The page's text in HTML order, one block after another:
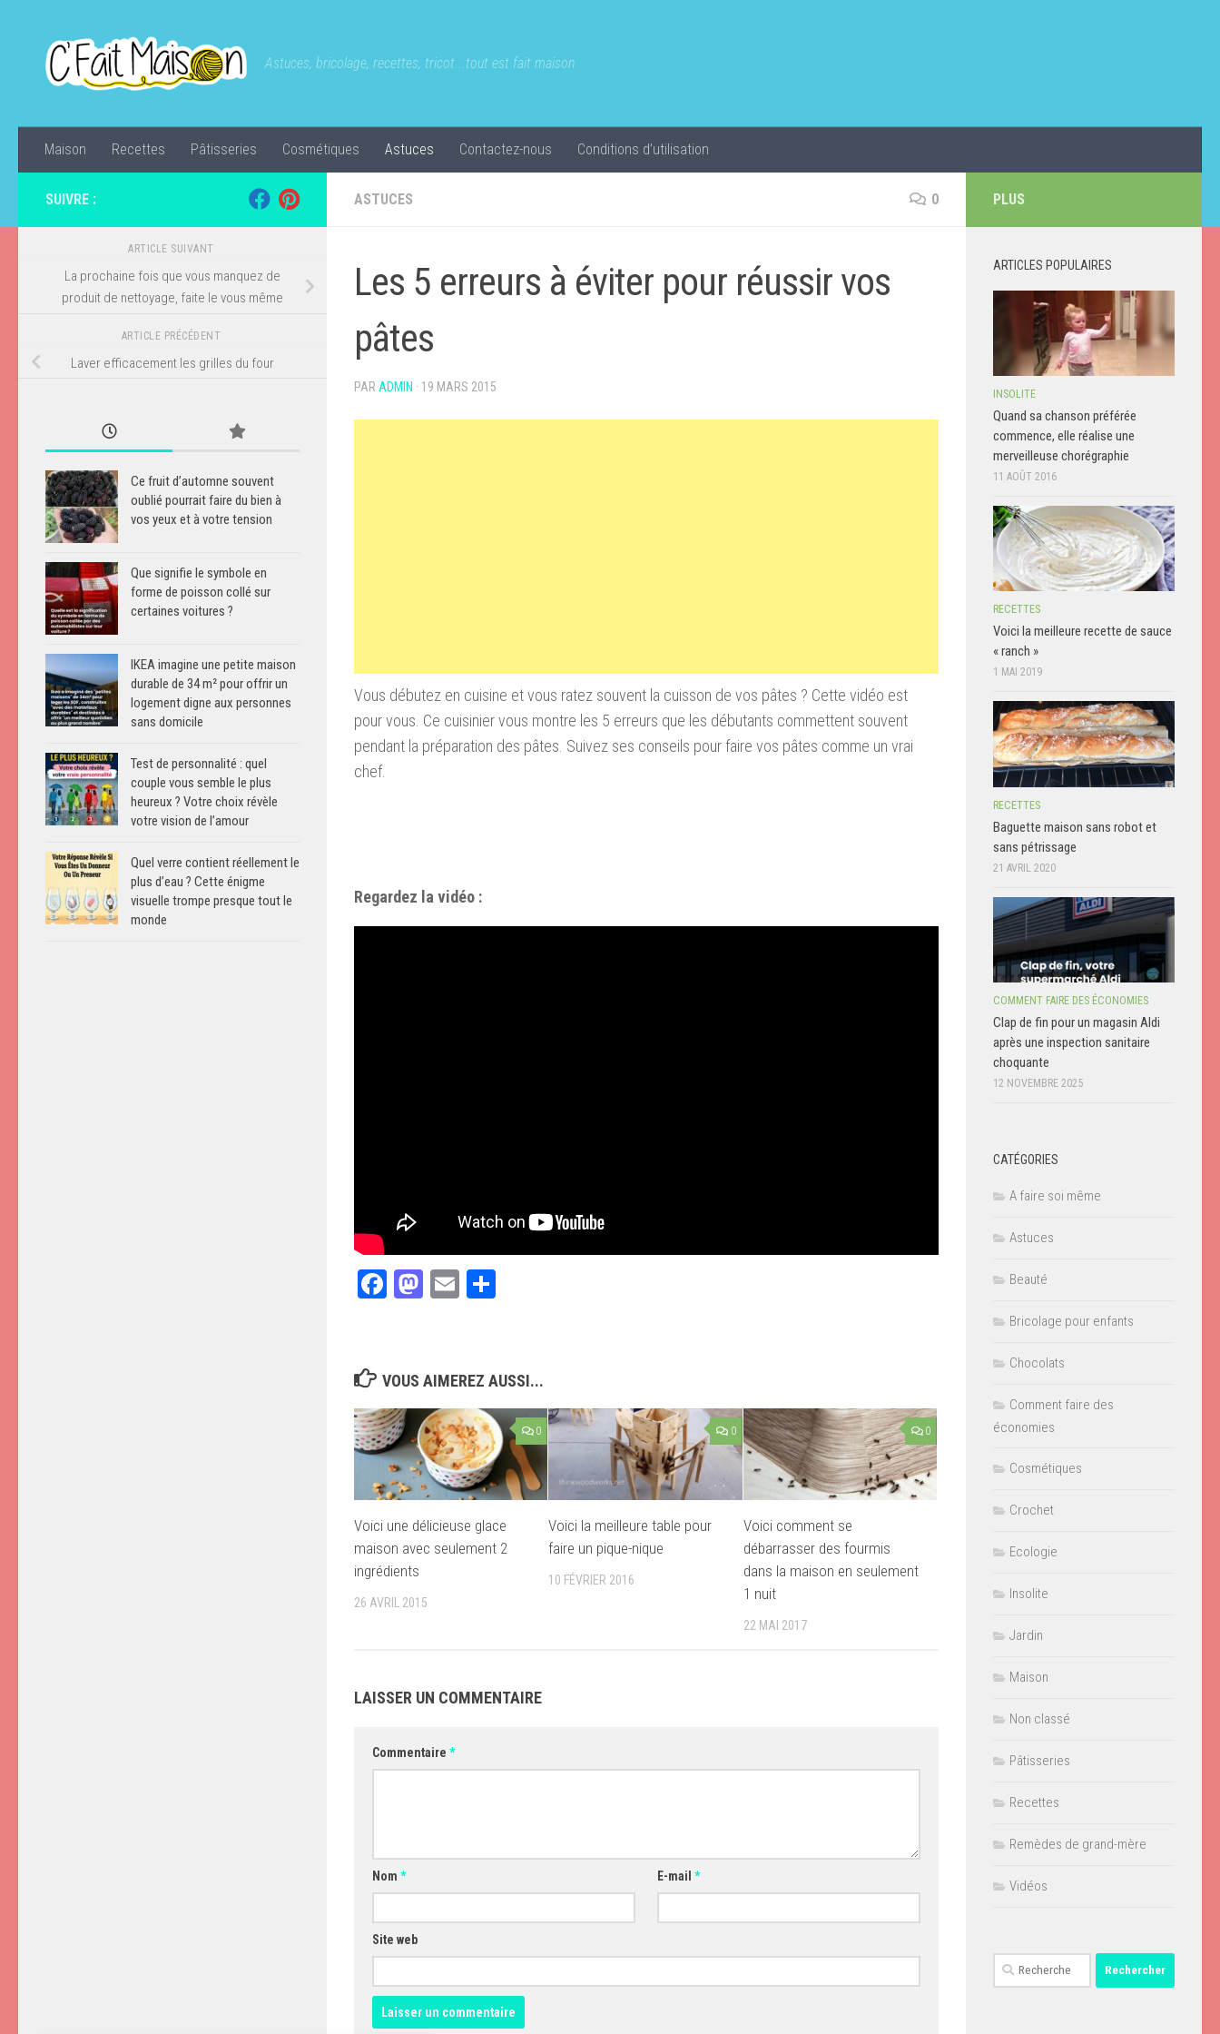
Astuces, bricolage, recettes, tricot...tout est fait maison
Maison Recettes Pâtisseries Cosmétiques Astuces Contactez-nous Conditions d’utilisation
ASTUCES 0
Les 5 erreurs à éviter pour réussir vos
pâtes
PAR ADMIN · 19 MARS 2015
Vous débutez en cuisine et vous ratez souvent la cuisson de vos pâtes ? Cette vidéo est
pour vous. Ce cuisinier vous montre les 5 erreurs que les débutants commettent souvent
pendant la préparation des pâtes. Suivez ses conseils pour faire vos pâtes comme un vrai
chef.
Regardez la vidéo :
Facebook
Mastodon
Email
VOUS AIMEREZ AUSSI...
0
Voici une délicieuse glace
maison avec seulement 2
ingrédients
26 AVRIL 2015
0
Voici la meilleure table pour
faire un pique-nique
10 FÉVRIER 2016
0
Voici comment se
débarrasser des fourmis
dans la maison en seulement
1 nuit
22 MAI 2017
LAISSER UN COMMENTAIRE
Commentaire *
Nom * E-mail*
Site web
SUIVRE :
ARTICLE SUIVANT
La prochaine fois que vous manquez de
produit de nettoyage, faite le vous même
ARTICLE PRÉCÉDENT
Laver efficacement les grilles du four
Ce fruit d’automne souvent
oublié pourrait faire du bien à
vos yeux et à votre tension
Que signifie le symbole en
forme de poisson collé sur
certaines voitures ?
IKEA imagine une petite maison
durable de 34 m² pour offrir un
logement digne aux personnes
sans domicile
Test de personnalité : quel
couple vous semble le plus
heureux ? Votre choix révèle
votre vision de l’amour
Quel verre contient réellement le
plus d’eau ? Cette énigme
visuelle trompe presque tout le
monde
PLUS
ARTICLES POPULAIRES
INSOLITE
Quand sa chanson préférée
commence, elle réalise une
merveilleuse chorégraphie
11 AOÛT 2016
RECETTES
Voici la meilleure recette de sauce
« ranch »
1 MAI 2019
RECETTES
Baguette maison sans robot et
sans pétrissage
21 AVRIL 2020
COMMENT FAIRE DES ÉCONOMIES
Clap de fin pour un magasin Aldi
après une inspection sanitaire
choquante
12 NOVEMBRE 2025
CATÉGORIES
A faire soi même
Astuces
Beauté
Bricolage pour enfants
Chocolats
Comment faire des
économies
Cosmétiques
Crochet
Ecologie
Insolite
Jardin
Maison
Non classé
Pâtisseries
Recettes
Remèdes de grand-mère
Vidéos
Rechercher :